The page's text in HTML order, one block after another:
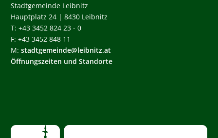
Stadtgemeinde Leibnitz
Hauptplatz 24 | 8430 Leibnitz
T: +43 3452 824 23 - 0
F: +43 3452 848 11
M:stadtgemeinde@leibnitz.at
Öffnungszeiten und Standorte